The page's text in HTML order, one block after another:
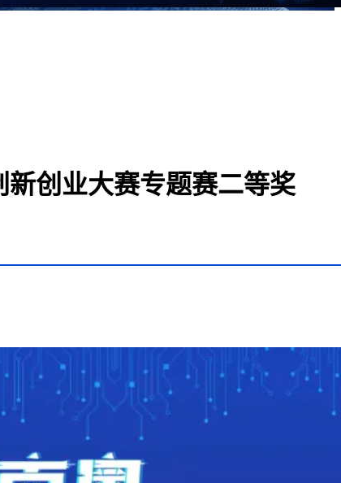
创业大赛专题赛二等奖